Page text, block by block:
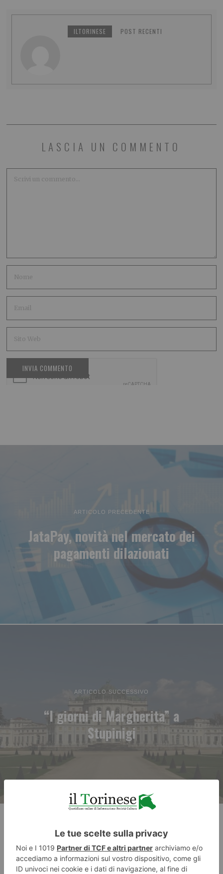
ILTORINESE POST RECENTI
LASCIA UN COMMENTO
ARTICOLO PRECEDENTE
JataPay, novità nel mercato dei
pagamenti dilazionati
ARTICOLO SUCCESSIVO
“I giorni di Margherita” a
Stupinigi
RECENTI: